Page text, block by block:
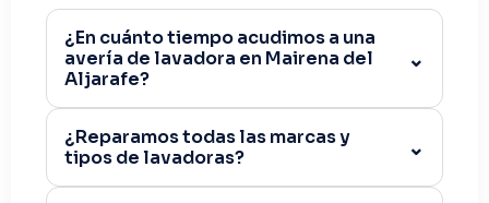
¿En cuánto tiempo acudimos a una
avería de lavadora en Mairena del
Aljarafe?
¿Reparamos todas las marcas y
tipos de lavadoras?